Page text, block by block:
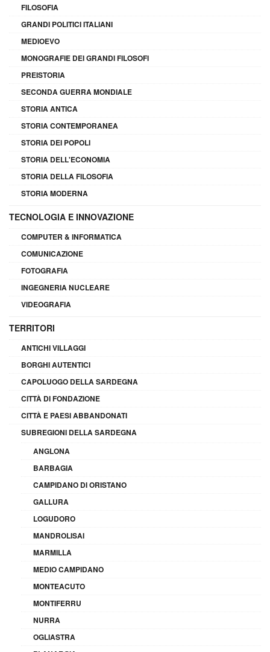
FILOSOFIA
GRANDI POLITICI ITALIANI
MEDIOEVO
MONOGRAFIE DEI GRANDI FILOSOFI
PREISTORIA
SECONDA GUERRA MONDIALE
STORIA ANTICA
STORIA CONTEMPORANEA
STORIA DEI POPOLI
STORIA DELL'ECONOMIA
STORIA DELLA FILOSOFIA
STORIA MODERNA
TECNOLOGIA E INNOVAZIONE
COMPUTER & INFORMATICA
COMUNICAZIONE
FOTOGRAFIA
INGEGNERIA NUCLEARE
VIDEOGRAFIA
TERRITORI
ANTICHI VILLAGGI
BORGHI AUTENTICI
CAPOLUOGO DELLA SARDEGNA
CITTÀ DI FONDAZIONE
CITTÀ E PAESI ABBANDONATI
SUBREGIONI DELLA SARDEGNA
ANGLONA
BARBAGIA
CAMPIDANO DI ORISTANO
GALLURA
LOGUDORO
MANDROLISAI
MARMILLA
MEDIO CAMPIDANO
MONTEACUTO
MONTIFERRU
NURRA
OGLIASTRA